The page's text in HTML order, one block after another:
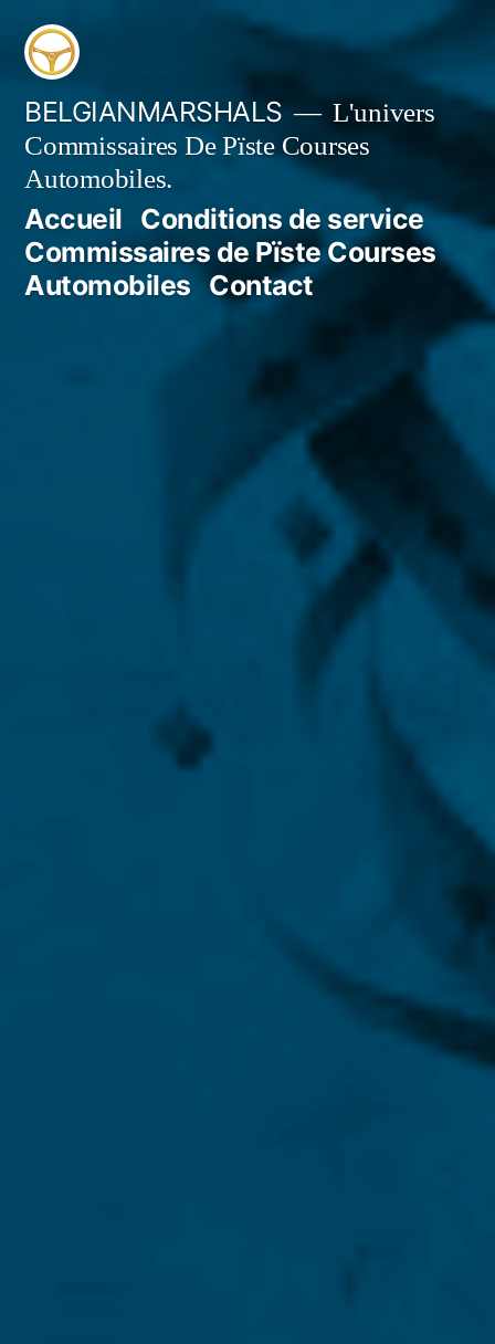
Aller
contenu
BELGIANMARSHALS
L'univers
Commissaires De Pïste Courses
Automobiles.
Accueil Conditions de service
Commissaires de Pïste Courses
Automobiles Contact